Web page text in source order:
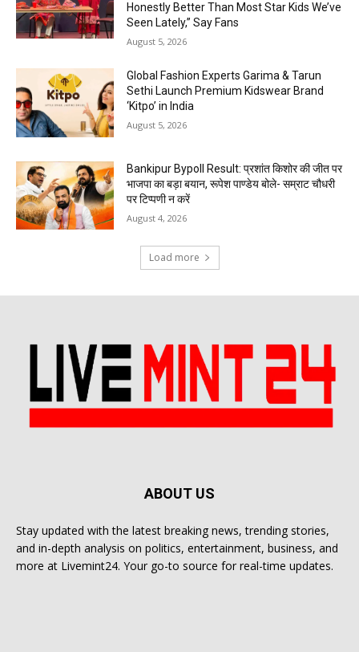
Honestly Better Than Most Star Kids We’ve
Seen Lately,” Say Fans
August 5, 2026
Global Fashion Experts Garima & Tarun
Sethi Launch Premium Kidswear Brand
‘Kitpo’ in India
August 5, 2026
Bankipur Bypoll Result: प्रशांत किशोर की जीत पर
भाजपा का बड़ा बयान, रूपेश पाण्डेय बोले- सम्राट चौधरी
पर टिप्पणी न करें
August 4, 2026
Load more
ABOUT US
Stay updated with the latest breaking news, trending stories,
and in-depth analysis on politics, entertainment, business, and
more at Livemint24. Your go-to source for real-time updates.